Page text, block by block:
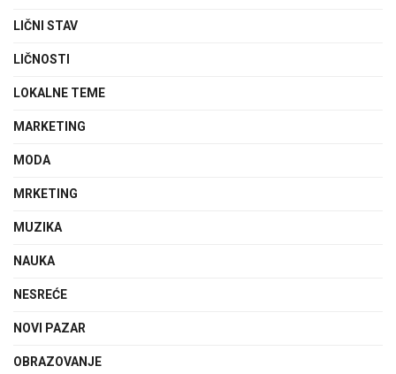
LIČNI STAV
LIČNOSTI
LOKALNE TEME
MARKETING
MODA
MRKETING
MUZIKA
NAUKA
NESREĆE
NOVI PAZAR
OBRAZOVANJE